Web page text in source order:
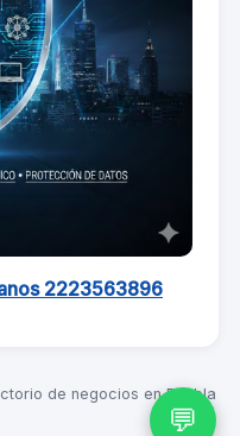
2223563896
de negocios en Puebla
💬